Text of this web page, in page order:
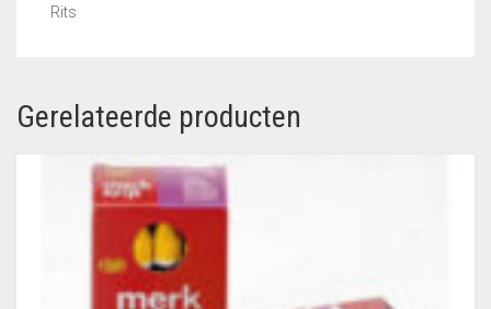
Rits
Gerelateerde producten